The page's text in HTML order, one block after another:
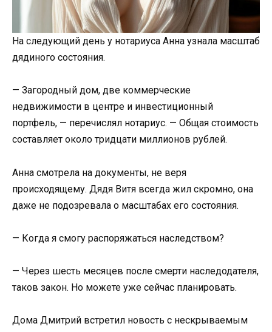
На следующий день у нотариуса Анна узнала масштаб
дядиного состояния.
— Загородный дом, две коммерческие
недвижимости в центре и инвестиционный
портфель, — перечислял нотариус. — Общая стоимость
составляет около тридцати миллионов рублей.
Анна смотрела на документы, не веря
происходящему. Дядя Витя всегда жил скромно, она
даже не подозревала о масштабах его состояния.
— Когда я смогу распоряжаться наследством?
— Через шесть месяцев после смерти наследодателя,
таков закон. Но можете уже сейчас планировать.
Дома Дмитрий встретил новость с нескрываемым